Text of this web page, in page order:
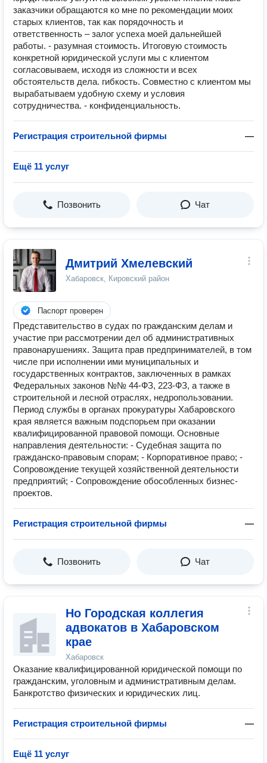
заказчики обращаются ко мне по рекомендации моих
старых клиентов, так как порядочность и
ответственность – залог успеха моей дальнейшей
работы. - разумная стоимость. Итоговую стоимость
конкретной юридической услуги мы с клиентом
согласовываем, исходя из сложности и всех
обстоятельств дела. гибкость. Совместно с клиентом мы
вырабатываем удобную схему и условия
сотрудничества. - конфиденциальность.
Регистрация строительной фирмы —
Ещё 11 услуг
Позвонить Чат
Дмитрий Хмелевский
Хабаровск, Кировский район
Паспорт проверен
Представительство в судах по гражданским делам и
участие при рассмотрении дел об административных
правонарушениях. Защита прав предпринимателей, в том
числе при исполнении ими муниципальных и
государственных контрактов, заключенных в рамках
Федеральных законов №№ 44-ФЗ, 223-ФЗ, а также в
строительной и лесной отраслях, недропользовании.
Период службы в органах прокуратуры Хабаровского
края является важным подспорьем при оказании
квалифицированной правовой помощи. Основные
направления деятельности: - Судебная защита по
гражданско-правовым спорам; - Корпоративное право; -
Сопровождение текущей хозяйственной деятельности
предприятий; - Сопровождение обособленных бизнес-
проектов.
Регистрация строительной фирмы —
Позвонить Чат
Но Городская коллегия
адвокатов в Хабаровском
крае
Хабаровск
Оказание квалифицированной юридической помощи по
гражданским, уголовным и административным делам.
Банкротство физических и юридических лиц.
Регистрация строительной фирмы —
Ещё 11 услуг